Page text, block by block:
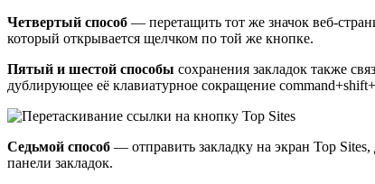
Четвертый способ — перетащить тот же значок веб-
который открывается щелчком по той же кнопке.
Пятый и шестой способы сохранения закладок также
дублирующее её клавиатурное сокращение
Седьмой способ — отправить закладку на экран Top
панели закладок.